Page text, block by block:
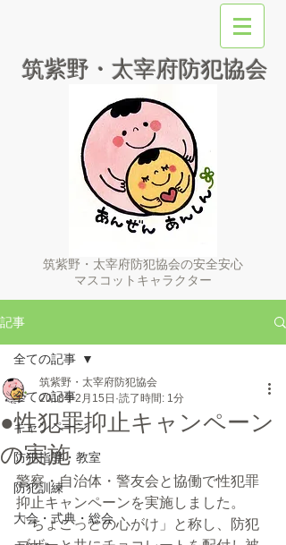
筑紫野・太宰府防犯協会
筑紫野・太宰府防犯協会の安全安心
マスコットキャラクター
記事
全ての記事
キャンペーン
防犯指導・教室
防犯訓練
大会・式典・総会
全ての記事
●性犯罪抑止キャンペーン
の実施
筑紫野・太宰府防犯協会
2018年2月15日 読了時間: 1分
警察・自治体・警友会と協働で性犯罪
抑止キャンペーンを実施しました。
「ちょこっとの心がけ」と称し、防犯